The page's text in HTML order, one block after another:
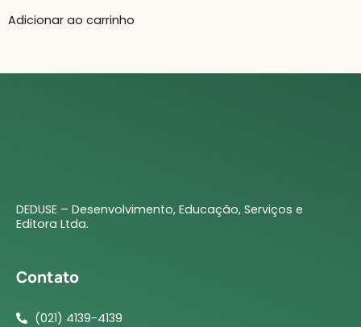
Adicionar ao carrinho
DEDUSE – Desenvolvimento, Educação, Serviços e
Editora Ltda.
Contato
(021) 4139-4139